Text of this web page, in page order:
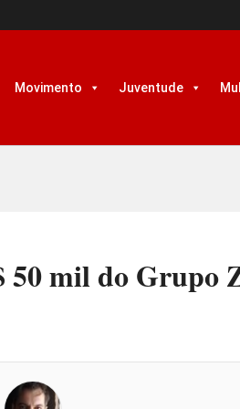
Movimento Juventude
50 mil do Grupo